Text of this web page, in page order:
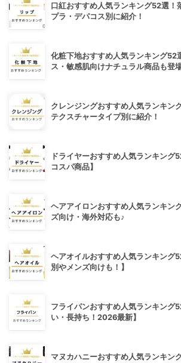
口紅おすすめ人気ランキング52選！
プラ・デパコス別に紹介！
化粧下地おすすめ人気ランキング52
ス・敏感肌向けナチュラル商品も登
クレンジングおすすめ人気ランキン
テクスチャータイプ別に紹介！
ドライヤーおすすめ人気ランキング
コスパ商品】
ヘアアイロンおすすめ人気ランキン
ズ向け・海外対応も♪
ヘアオイルおすすめ人気ランキング
別やメンズ向けも！】
フライパンおすすめ人気ランキング
い・長持ち！2026最新】
マヌカハニーおすすめ人気ランキン